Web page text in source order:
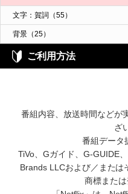
文字：賀詞（55）
背景（25）
ご利用方法
番組内容、放送時間などが
ざ
番組データ
TiVo、Gガイド、G-GUIDE
Brands LLCおよび／または
商標または